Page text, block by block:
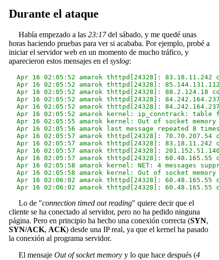
Durante el ataque
Había empezado a las 23:17del sábado, y me quedé unas
horas haciendo pruebas para ver si acababa. Por ejemplo, probé a
iniciar el servidor web en un momento de mucho tráfico, y
aparecieron estos mensajes en el syslog:
Apr 16 02:05:52 amarok thttpd[24328]: 83.18.11.242
Apr 16 02:05:52 amarok thttpd[24328]:
Apr 16 02:05:52 amarok thttpd[24328]: 88.2.124.18
Apr 16 02:05:52 amarok thttpd[24328]:
Apr 16 02:05:52 amarok thttpd[24328]:
Apr 16 02:05:52 amarok kernel: ip_conntrack: table
  Apr 16 02:05:55 amarok kernel: Out of socket memory
Apr 16 02:05:56 amarok last message repeated 8
Apr 16 02:05:57 amarok thttpd[24328]: 70.70.207.54
Apr 16 02:05:57 amarok thttpd[24328]: 83.18.11.242
Apr 16 02:05:57 amarok thttpd[24328]:
Apr 16 02:05:57 amarok thttpd[24328]: 60.48.165.55
Apr 16 02:05:58 amarok kernel: NET: 4 messages
  Apr 16 02:05:58 amarok kernel: Out of socket memory
Apr 16 02:06:02 amarok thttpd[24328]: 60.48.165.55
Lo de "connection timed out reading" quiere decir que el
cliente se ha conectado al servidor, pero no ha pedido ninguna
página. Pero en principio ha hecho una conexión correcta (SYN,
SYN/ACK, ACK) desde una IP real, ya que el kernel ha pasado
la conexión al programa servidor.
El mensaje Out of socket memoryy lo que hace después (4